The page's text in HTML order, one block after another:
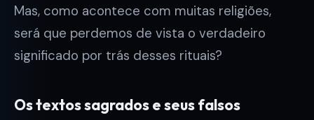
Mas, como acontece com muitas religiões,
será que perdemos de vista o verdadeiro
significado por trás desses rituais?
Os textos sagrados e seus falsos